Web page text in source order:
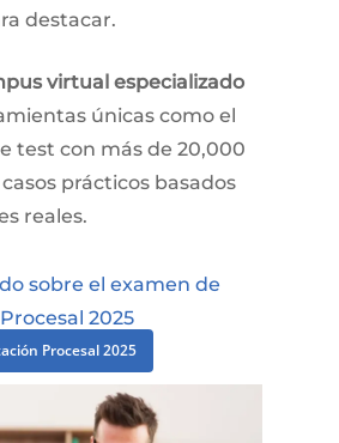
destacar.
virtual especializado
únicas como el
test con más de 20,000
prácticos basados
reales.
sobre el examen de
Procesal 2025
Procesal 2025